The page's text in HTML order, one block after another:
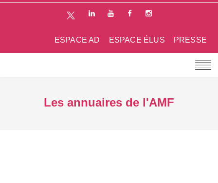
PRESSE
ESPACE ÉLUS
ESPACE AD
Les annuaires de l'AMF